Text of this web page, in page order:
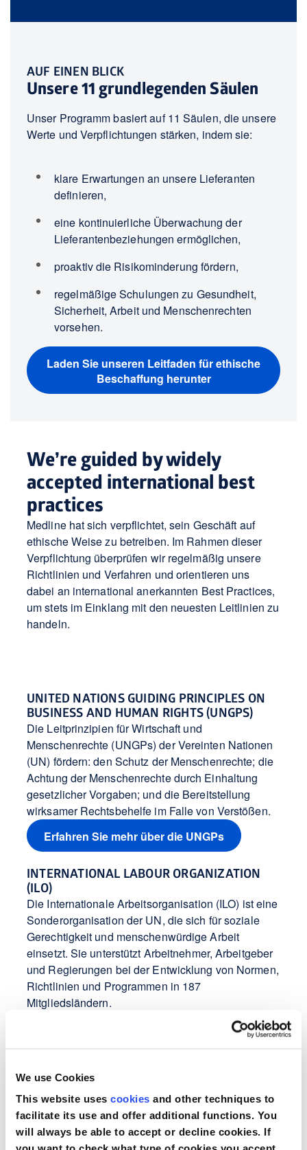
We use Cookies
This website uses cookies and other techniques to
facilitate its use and offer additional functions. You
will always be able to accept or decline cookies. If
AUF EINEN BLICK
Unsere 11 grundlegenden Säulen
Unser Programm basiert auf 11 Säulen, die unsere
Werte und Verpflichtungen stärken, indem sie:
klare Erwartungen an unsere Lieferanten
definieren,
eine kontinuierliche Überwachung der
Lieferantenbeziehungen ermöglichen,
proaktiv die Risikominderung fördern,
regelmäßige Schulungen zu Gesundheit,
Sicherheit, Arbeit und Menschenrechten
vorsehen.
Laden Sie unseren Leitfaden für ethische
Beschaffung herunter
We’re guided by widely
accepted international best
practices
Medline hat sich verpflichtet, sein Geschäft auf
ethische Weise zu betreiben. Im Rahmen dieser
Verpflichtung überprüfen wir regelmäßig unsere
Richtlinien und Verfahren und orientieren uns
dabei an international anerkannten Best Practices,
um stets im Einklang mit den neuesten Leitlinien zu
handeln.
UNITED NATIONS GUIDING PRINCIPLES ON
BUSINESS AND HUMAN RIGHTS (UNGPS)
Die Leitprinzipien für Wirtschaft und
Menschenrechte (UNGPs) der Vereinten Nationen
(UN) fördern: den Schutz der Menschenrechte; die
Achtung der Menschenrechte durch Einhaltung
gesetzlicher Vorgaben; und die Bereitstellung
wirksamer Rechtsbehelfe im Falle von Verstößen.
Erfahren Sie mehr über die UNGPs
INTERNATIONAL LABOUR ORGANIZATION
(ILO)
Die Internationale Arbeitsorganisation (ILO) ist eine
Sonderorganisation der UN, die sich für soziale
Gerechtigkeit und menschenwürdige Arbeit
einsetzt. Sie unterstützt Arbeitnehmer, Arbeitgeber
und Regierungen bei der Entwicklung von Normen,
Richtlinien und Programmen in 187
Mitgliedsländern.
SA8000 ist ein international anerkannter Standard
zur Zertifizierung fairer und menschenwürdiger
Arbeitsbedingungen. Er wird von Social
Accountability International (SAI), einer